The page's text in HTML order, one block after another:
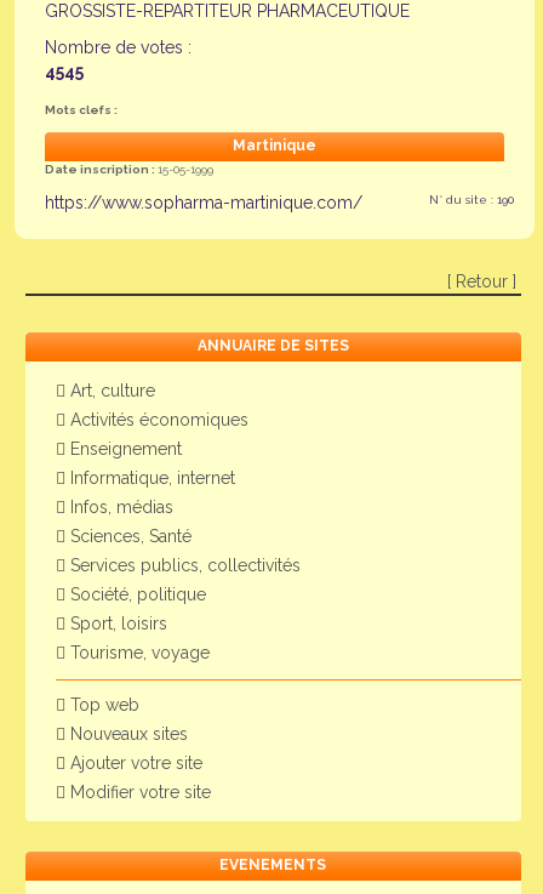
GROSSISTE-REPARTITEUR PHARMACEUTIQUE
Nombre de votes :
4545
Mots clefs :
Martinique
Date inscription : 15-05-1999
N° du site : 190
https://www.sopharma-martinique.com/
[ Retour ]
ANNUAIRE DE SITES
Art, culture
Activités économiques
Enseignement
Informatique, internet
Infos, médias
Sciences, Santé
Services publics, collectivités
Société, politique
Sport, loisirs
Tourisme, voyage
Top web
Nouveaux sites
Ajouter votre site
Modifier votre site
EVENEMENTS